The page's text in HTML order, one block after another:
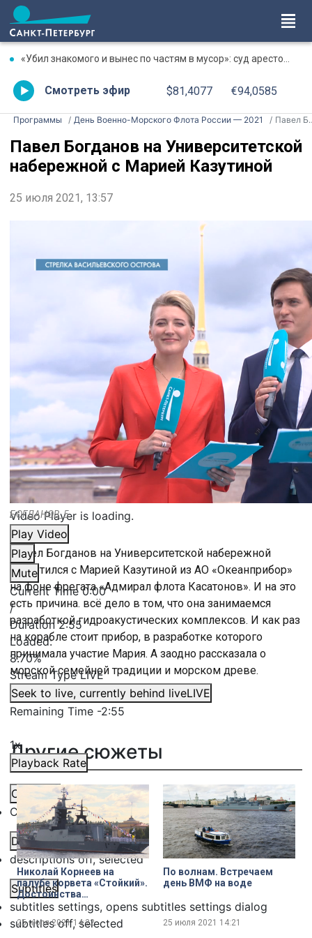
«Убил знакомого и вынес по частям в мусор»: суд арестовал фигуранта жестокого убийства на Луначарского
Смотреть эфир $81,4077 €94,0585
Программы День Военно-Морского Флота России — 2021 Павел Богданов на Университетской набережной с Марией Казутиной
Павел Богданов на Университетской
набережной с Марией Казутиной
25 июля 2021, 13:57
Video Player is loading.
Play Video
Play
Mute
Current Time0:00
/
Duration2:55
Loaded:
8.70%
Stream TypeLIVE
Seek to live, currently behind liveLIVE
Remaining Time -2:55
1x
Playback Rate
Chapters
Chapters
Descriptions
descriptions off, selected
Subtitles
subtitles settings, opens subtitles settings dialog
subtitles off, selected
БОГДАНОВ_5
Павел Богданов на Университетской набережной
встретился с Марией Казутиной из АО «Океанприбор»
на фоне фрегата «Адмирал флота Касатонов». И на это
есть причина. всё дело в том, что она занимаемся
разработкой гидроакустических комплексов. И как раз
на корабле стоит прибор, в разработке которого
принимала участие Мария. А заодно рассказала о
морской семейной традиции и морском древе.
Другие сюжеты
Николай Корнеев на
палубе корвета «Стойкий».
Достоинства
многоцелевого корабля
ближней морской зоны
25 июля 202114:22
По волнам. Встречаем
день ВМФ на воде
25 июля 2021 14:21